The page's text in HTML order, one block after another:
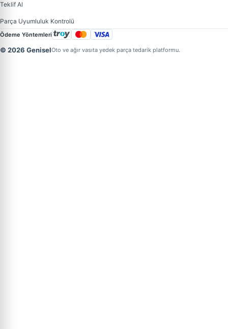
Teklif Al
Parça Uyumluluk Kontrolü
Ödeme Yöntemleri
© 2026 GeniselOto ve ağır vasıta yedek parça tedarik platformu.